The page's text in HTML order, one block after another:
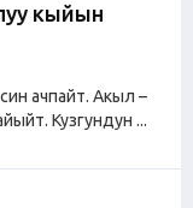
кыйын
ачпайт. Акыл –
Кузгундун ...